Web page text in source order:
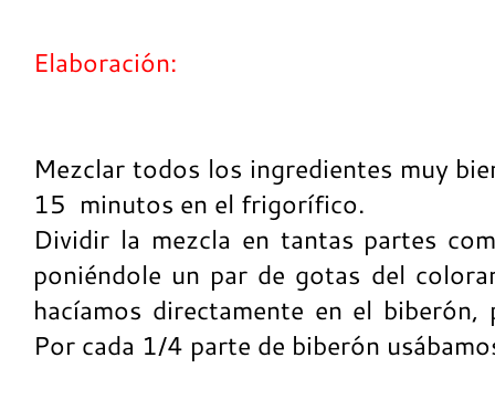
Elaboración:
Mezclar todos los ingredientes muy
15 minutos en el frigorífico.
Dividir la mezcla en tantas partes
poniéndole un par de gotas del
hacíamos directamente en el biberón,
Por cada 1/4 parte de biberón